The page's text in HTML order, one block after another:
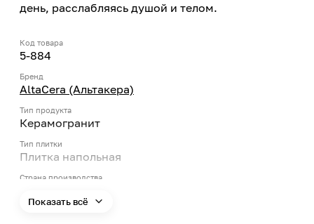
день, расслабляясь душой и телом.
Код товара
5-884
Бренд
AltaCera (Альтакера)
Тип продукта
Керамогранит
Тип плитки
Плитка напольная
Страна производства
Показать всё